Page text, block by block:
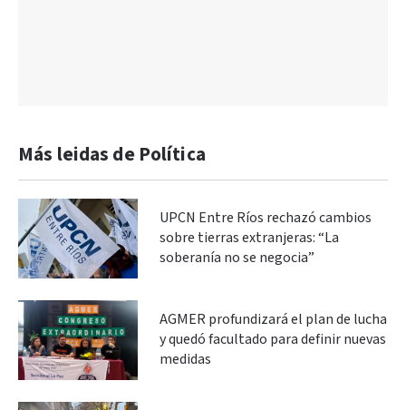
Más leidas de Política
UPCN Entre Ríos rechazó cambios
sobre tierras extranjeras: “La
soberanía no se negocia”
AGMER profundizará el plan de lucha
y quedó facultado para definir nuevas
medidas